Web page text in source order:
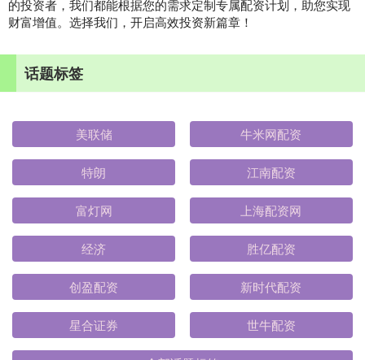
的投资者，我们都能根据您的需求定制专属配资计划，助您实现
财富增值。选择我们，开启高效投资新篇章！
话题标签
美联储 牛米网配资
特朗 江南配资
富灯网 上海配资网
经济 胜亿配资
创盈配资 新时代配资
星合证券 世牛配资